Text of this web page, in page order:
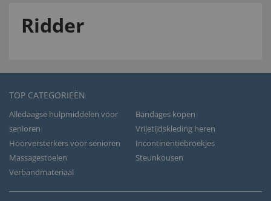
Ridder
TOP CATEGORIEËN
Alledaagse hulpmiddelen voor
senioren
Bandages kopen
Vrijetijdskleding heren
Hoorversterkers voor senioren
Incontinentiebroekjes
Massagestoelen
Steunkousen
Verbandmateriaal